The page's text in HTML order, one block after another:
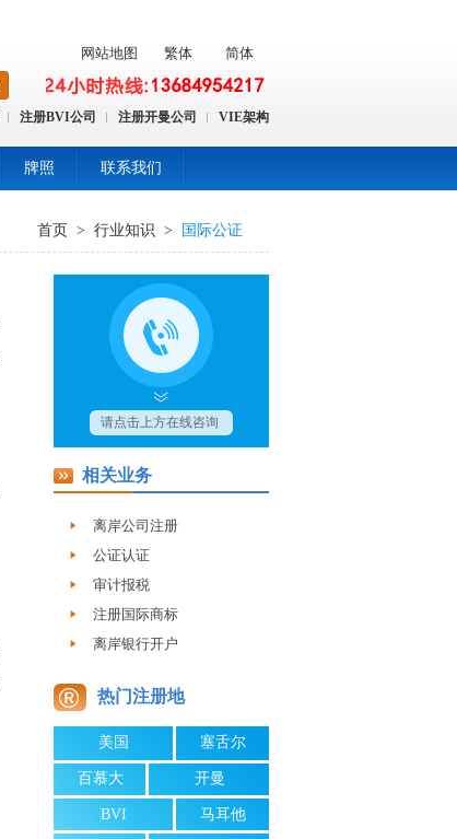
网站地图 繁体 简体
注册BVI公司 注册开曼公司 VIE架构
牌照 联系我们
首页 > 行业知识 > 国际公证
相关业务
离岸公司注册
公证认证
审计报税
注册国际商标
离岸银行开户
热门注册地
美国 塞舌尔
百慕大 开曼
BVI 马耳他